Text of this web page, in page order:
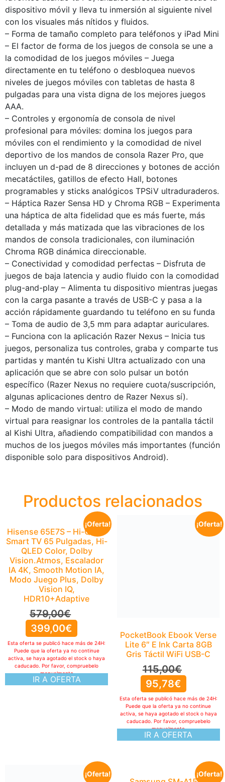
dispositivo móvil y lleva tu inmersión al siguiente nivel
con los visuales más nítidos y fluidos.
– Forma de tamaño completo para teléfonos y iPad Mini
– El factor de forma de los juegos de consola se une a
la comodidad de los juegos móviles – Juega
directamente en tu teléfono o desbloquea nuevos
niveles de juegos móviles con tabletas de hasta 8
pulgadas para una vista digna de los mejores juegos
AAA.
– Controles y ergonomía de consola de nivel
profesional para móviles: domina los juegos para
móviles con el rendimiento y la comodidad de nivel
deportivo de los mandos de consola Razer Pro, que
incluyen un d-pad de 8 direcciones y botones de acción
mecatáctiles, gatillos de efecto Hall, botones
programables y sticks analógicos TPSiV ultraduraderos.
– Háptica Razer Sensa HD y Chroma RGB – Experimenta
una háptica de alta fidelidad que es más fuerte, más
detallada y más matizada que las vibraciones de los
mandos de consola tradicionales, con iluminación
Chroma RGB dinámica direccionable.
– Conectividad y comodidad perfectas – Disfruta de
juegos de baja latencia y audio fluido con la comodidad
plug-and-play – Alimenta tu dispositivo mientras juegas
con la carga pasante a través de USB-C y pasa a la
acción rápidamente guardando tu teléfono en su funda
– Toma de audio de 3,5 mm para adaptar auriculares.
– Funciona con la aplicación Razer Nexus – Inicia tus
juegos, personaliza tus controles, graba y comparte tus
partidas y mantén tu Kishi Ultra actualizado con una
aplicación que se abre con solo pulsar un botón
específico (Razer Nexus no requiere cuota/suscripción,
algunas aplicaciones dentro de Razer Nexus sí).
– Modo de mando virtual: utiliza el modo de mando
virtual para reasignar los controles de la pantalla táctil
al Kishi Ultra, añadiendo compatibilidad con mandos a
muchos de los juegos móviles más importantes (función
disponible solo para dispositivos Android).
Productos relacionados
¡Oferta!
Hisense 65E7S – Hi-QLED
Smart TV 65 Pulgadas, Hi-
QLED Color, Dolby
Vision.Atmos, Escalador
IA 4K, Smooth Motion IA,
Modo Juego Plus, Dolby
Vision IQ,
HDR10+Adaptive
579,00€
399,00€
IR A OFERTA
Esta oferta se publicó hace más de 24H:
Puede que la oferta ya no continue
activa, se haya agotado el stock o haya
caducado. Por favor, compruebelo
manualmente
¡Oferta!
PocketBook Ebook Verse
IR A OFERTA
¡Oferta!
Samsung SM-A155F
Galaxy A15 Dual SIM 4GB
húngaro, polaco, rumano,
austriaco y suizo]